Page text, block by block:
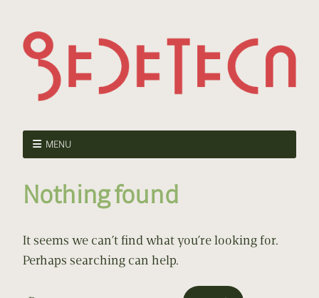
MENU
Nothing found
It seems we can’t find what you’re looking for.
Perhaps searching can help.